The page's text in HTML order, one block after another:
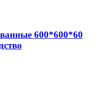
600*600*60